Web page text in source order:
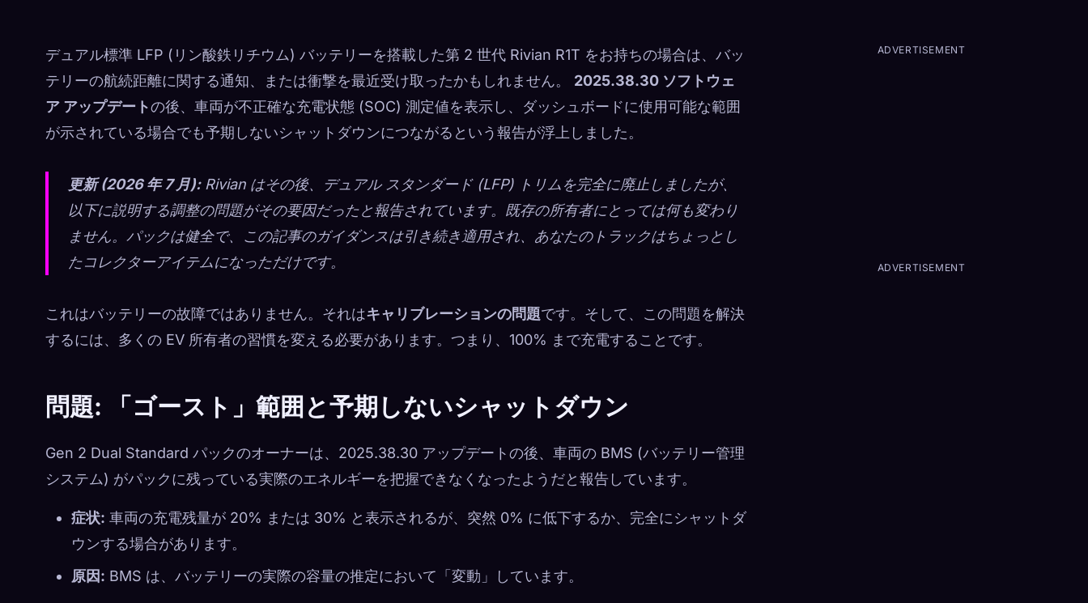
デュアル標準 LFP (リン酸鉄リチウム) バッテリーを搭載した第 2 世代 Rivian R1T をお持ちの場合は、バッ
テリーの航続距離に関する通知、または衝撃を最近受け取ったかもしれません。 2025.38.30 ソフトウェ
ア アップデートの後、車両が不正確な充電状態 (SOC) 測定値を表示し、ダッシュボードに使用可能な範囲
が示されている場合でも予期しないシャットダウンにつながるという報告が浮上しました。
更新 (2026 年 7 月):Rivian はその後、デュアル スタンダード (LFP) トリムを完全に廃止しましたが、
以下に説明する調整の問題がその要因だったと報告されています。既存の所有者にとっては何も変わり
ません。パックは健全で、この記事のガイダンスは引き続き適用され、あなたのトラックはちょっとし
たコレクターアイテムになっただけです。
これはバッテリーの故障ではありません。それはキャリブレーションの問題です。そして、この問題を解決
するには、多くの EV 所有者の習慣を変える必要があります。つまり、100% まで充電することです。
問題: 「ゴースト」範囲と予期しないシャットダウン
Gen 2 Dual Standard パックのオーナーは、2025.38.30 アップデートの後、車両の BMS (バッテリー管理
システム) がパックに残っている実際のエネルギーを把握できなくなったようだと報告しています。
症状: 車両の充電残量が 20% または 30% と表示されるが、突然 0% に低下するか、完全にシャットダ
ウンする場合があります。
原因: BMS は、バッテリーの実際の容量の推定において「変動」しています。
ADVERTISEMENT
ADVERTISEMENT